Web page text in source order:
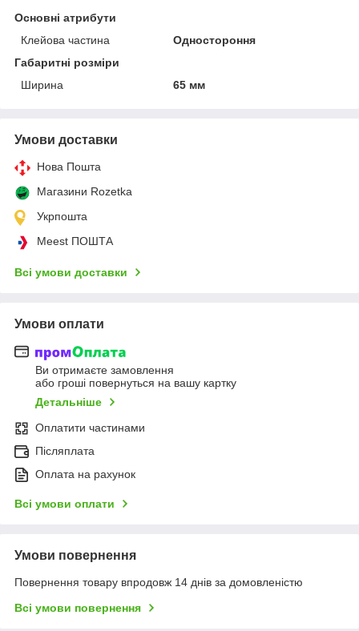
Основні атрибути
Клейова частина
Одностороння
Габаритні розміри
Ширина
65 мм
Умови доставки
Нова Пошта
Магазини Rozetka
Укрпошта
Meest ПОШТА
Всі умови доставки
Умови оплати
Ви отримаєте замовлення
або гроші повернуться на вашу картку
Детальніше
Оплатити частинами
Післяплата
Оплата на рахунок
Всі умови оплати
Умови повернення
Повернення товару впродовж 14 днів за домовленістю
Всі умови повернення